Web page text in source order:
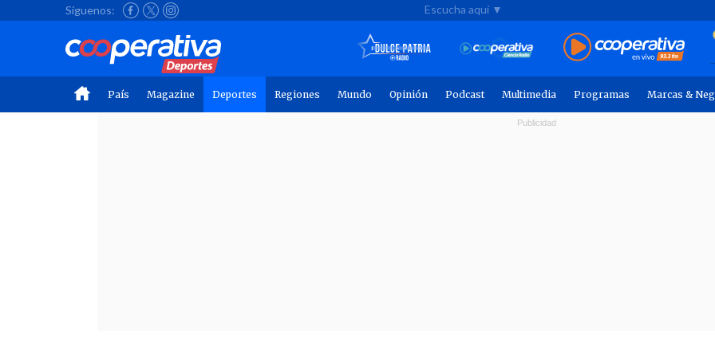
Síguenos: Escucha aquí ▼
País Magazine Deportes Regiones Mundo Opinión Podcast Multimedia Programas Marcas &